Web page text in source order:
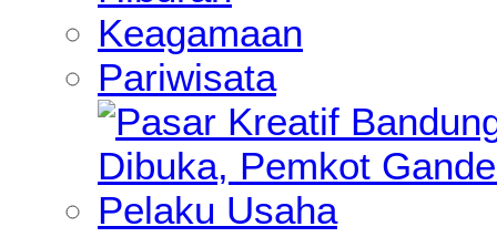
Keagamaan
Pariwisata